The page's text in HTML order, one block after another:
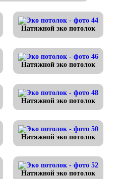
Натяжной эко потолок
Натяжной эко потолок
Натяжной эко потолок
Натяжной эко потолок
Натяжной эко потолок